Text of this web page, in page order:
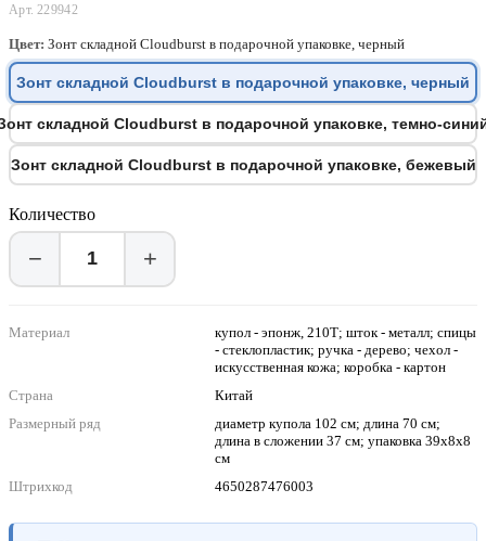
Арт. 229942
Цвет: Зонт складной Cloudburst в подарочной упаковке, черный
Зонт складной Cloudburst в подарочной упаковке, черный
складной Cloudburst в подарочной упаковке, темно-
Зонт складной Cloudburst в подарочной упаковке, бежевый
Количество
− +
Материал
купол - эпонж, 210Т; шток - металл; спицы
- стеклопластик; ручка - дерево; чехол -
искусственная кожа; коробка - картон
Страна
Китай
Размерный ряд
диаметр купола 102 см; длина 70 см;
длина в сложении 37 см; упаковка 39х8х8
см
Штрихкод
4650287476003